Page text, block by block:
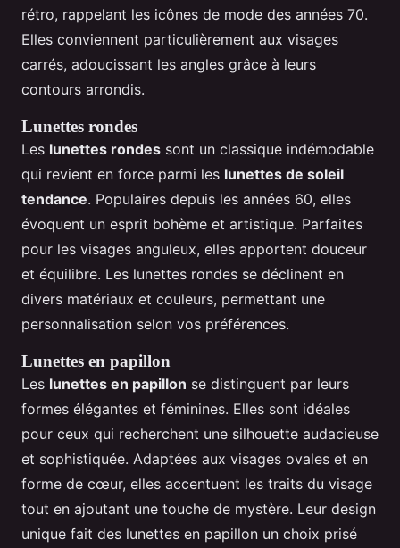
rétro, rappelant les icônes de mode des années 70.
Elles conviennent particulièrement aux visages
carrés, adoucissant les angles grâce à leurs
contours arrondis.
Lunettes rondes
Les lunettes rondes sont un classique indémodable
qui revient en force parmi les lunettes de soleil
tendance. Populaires depuis les années 60, elles
évoquent un esprit bohème et artistique. Parfaites
pour les visages anguleux, elles apportent douceur
et équilibre. Les lunettes rondes se déclinent en
divers matériaux et couleurs, permettant une
personnalisation selon vos préférences.
Lunettes en papillon
Les lunettes en papillon se distinguent par leurs
formes élégantes et féminines. Elles sont idéales
pour ceux qui recherchent une silhouette audacieuse
et sophistiquée. Adaptées aux visages ovales et en
forme de cœur, elles accentuent les traits du visage
tout en ajoutant une touche de mystère. Leur design
unique fait des lunettes en papillon un choix prisé